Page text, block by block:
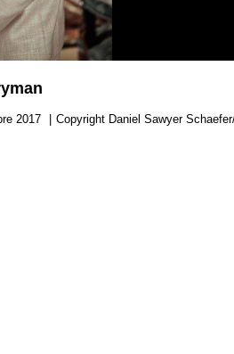
2017
Copyright Daniel Sawyer